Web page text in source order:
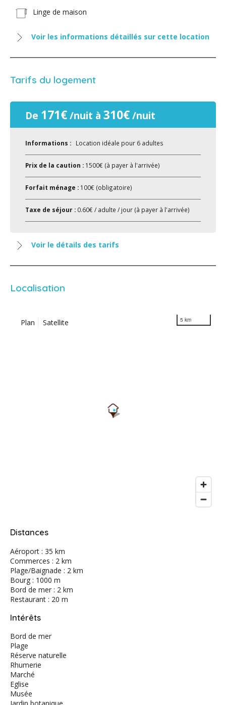
Linge de maison
Voir les informations détaillés sur cette location
Tarifs du logement
De 171€/nuit à 310€/nuit
Informations : Location idéale pour 6 adultes
Prix de la caution : 1500€ (à payer à l'arrivée)
Forfait ménage : 100€ (obligatoire)
Taxe de séjour : 0.60€ / adulte / jour (à payer à l'arrivée)
Voir le détails des tarifs
Localisation
Plan Satellite 5 km
Distances
Aéroport : 35 km
Commerces : 2 km
Plage/Baignade : 2 km
Bourg : 1000 m
Bord de mer : 2 km
Restaurant : 20 m
Intérêts
Bord de mer
Plage
Réserve naturelle
Rhumerie
Marché
Eglise
Musée